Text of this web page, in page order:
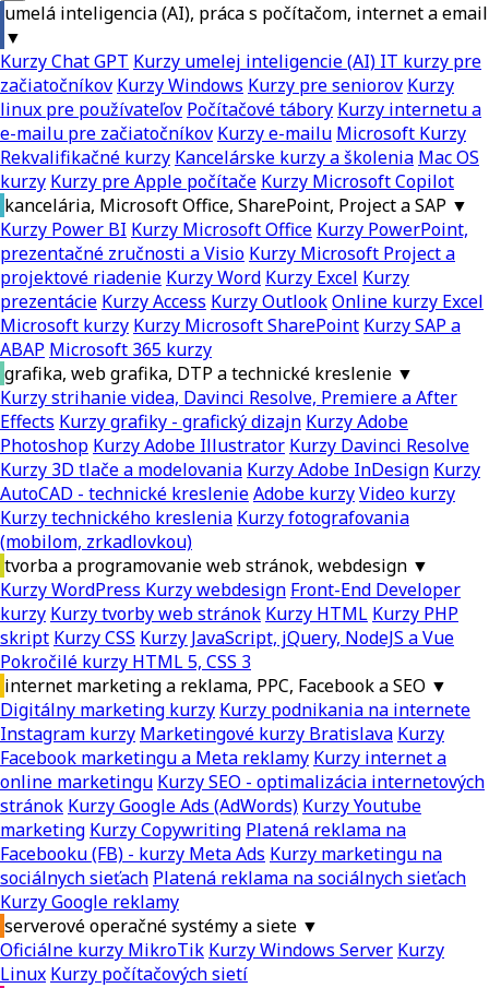
umelá inteligencia (AI), práca s počítačom, internet a email
▼
Kurzy Chat GPT Kurzy umelej inteligencie (AI) IT kurzy pre
začiatočníkov Kurzy Windows Kurzy pre seniorov Kurzy
linux pre používateľov Počítačové tábory Kurzy internetu a
e-mailu pre začiatočníkov Kurzy e-mailu Microsoft Kurzy
Rekvalifikačné kurzy Kancelárske kurzy a školenia Mac OS
kurzy Kurzy pre Apple počítače Kurzy Microsoft Copilot
kancelária, Microsoft Office, SharePoint, Project a SAP ▼
Kurzy Power BI Kurzy Microsoft Office Kurzy PowerPoint,
prezentačné zručnosti a Visio Kurzy Microsoft Project a
projektové riadenie Kurzy Word Kurzy Excel Kurzy
prezentácie Kurzy Access Kurzy OutlookOnline kurzy Excel
Microsoft kurzy Kurzy Microsoft SharePoint Kurzy SAP a
ABAP Microsoft 365 kurzy
grafika, web grafika, DTP a technické kreslenie ▼
Kurzy strihanie videa, Davinci Resolve, Premiere a After
Effects Kurzy grafiky - grafický dizajn Kurzy Adobe
Photoshop Kurzy Adobe Illustrator Kurzy Davinci Resolve
Kurzy 3D tlače a modelovania Kurzy Adobe InDesign Kurzy
AutoCAD - technické kreslenieAdobe kurzyVideo kurzy
Kurzy technického kreslenia Kurzy fotografovania
(mobilom, zrkadlovkou)
tvorba a programovanie web stránok, webdesign ▼
Kurzy WordPress Kurzy webdesign Front-End Developer
kurzy Kurzy tvorby web stránok Kurzy HTML Kurzy PHP
skript Kurzy CSS Kurzy JavaScript, jQuery, NodeJS a Vue
Pokročilé kurzy HTML 5, CSS 3
internet marketing a reklama, PPC, Facebook a SEO ▼
Digitálny marketing kurzy Kurzy podnikania na internete
Instagram kurzy Marketingové kurzy Bratislava Kurzy
Facebook marketingu a Meta reklamy Kurzy internet a
online marketingu Kurzy SEO - optimalizácia internetových
stránok Kurzy Google Ads (AdWords) Kurzy Youtube
marketing Kurzy Copywriting Platená reklama na
Facebooku (FB) - kurzy Meta Ads Kurzy marketingu na
sociálnych sieťach Platená reklama na sociálnych sieťach
Kurzy Google reklamy
serverové operačné systémy a siete ▼
Oficiálne kurzy MikroTik Kurzy Windows Server Kurzy
Linux Kurzy počítačových sietí